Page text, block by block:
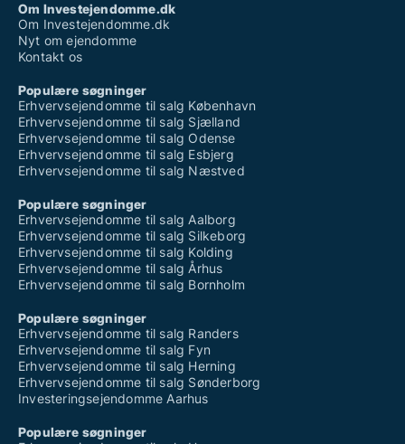
Om Investejendomme.dk
Om Investejendomme.dk
Nyt om ejendomme
Kontakt os
Populære søgninger
Erhvervsejendomme til salg København
Erhvervsejendomme til salg Sjælland
Erhvervsejendomme til salg Odense
Erhvervsejendomme til salg Esbjerg
Erhvervsejendomme til salg Næstved
Populære søgninger
Erhvervsejendomme til salg Aalborg
Erhvervsejendomme til salg Silkeborg
Erhvervsejendomme til salg Kolding
Erhvervsejendomme til salg Århus
Erhvervsejendomme til salg Bornholm
Populære søgninger
Erhvervsejendomme til salg Randers
Erhvervsejendomme til salg Fyn
Erhvervsejendomme til salg Herning
Erhvervsejendomme til salg Sønderborg
Investeringsejendomme Aarhus
Populære søgninger